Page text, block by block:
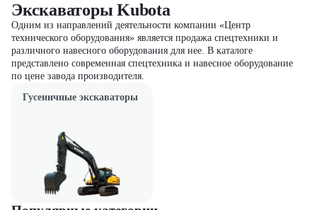
Экскаваторы Kubota
Одним из направлений деятельности компании «Центр
технического оборудования» является продажа спецтехники и
различного навесного оборудования для нее. В каталоге
представлено современная спецтехника и навесное оборудование
по цене завода производителя.
Гусеничные экскаваторы